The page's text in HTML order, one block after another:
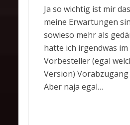
Ja so wichtig ist mir
meine Erwartungen
sowieso mehr als
hatte ich irgendwas im
Vorbesteller (egal
Version)
Aber naja egal…